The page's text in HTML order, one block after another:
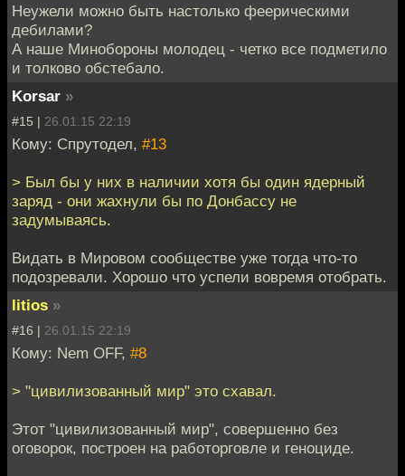
Неужели можно быть настолько феерическими
дебилами?
А наше Минобороны молодец - четко все подметило
и толково обстебало.
Korsar »
#15 | 26.01.15 22:19
Кому: Спрутодел, #13
> Был бы у них в наличии хотя бы один ядерный
заряд - они жахнули бы по Донбассу не
задумываясь.
Видать в Мировом сообществе уже тогда что-то
подозревали. Хорошо что успели вовремя отобрать.
litios »
#16 | 26.01.15 22:19
Кому: Nem OFF, #8
> "цивилизованный мир" это схавал.
Этот "цивилизованный мир", совершенно без
оговорок, построен на работорговле и геноциде.